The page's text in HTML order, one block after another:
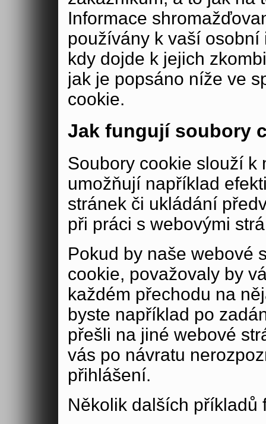
Informace
používány k vaší
kdy dojde k jejich
jak je popsáno níže ve
cookie.
Jak fungují soubory
Soubory cookie slouží k
umožňují například
stránek či ukládání
při práci s webovými
Pokud by naše webové
cookie, považovaly by
každém přechodu na
byste například po
přešli na jiné webové
vás po návratu
přihlášení.
Několik dalších příkladů